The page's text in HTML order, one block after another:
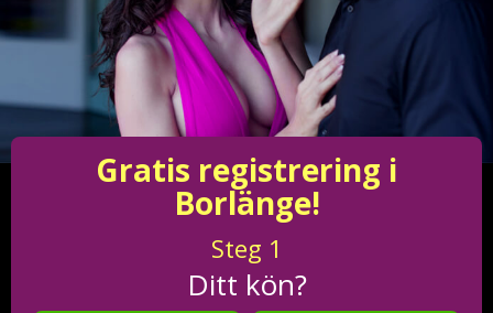
Gratis registrering i
Borlänge!
Steg 1
Ditt kön?